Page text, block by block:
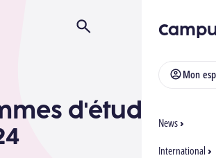
Mon
News
International
Ouvrir/Fermer la recherche
d'études